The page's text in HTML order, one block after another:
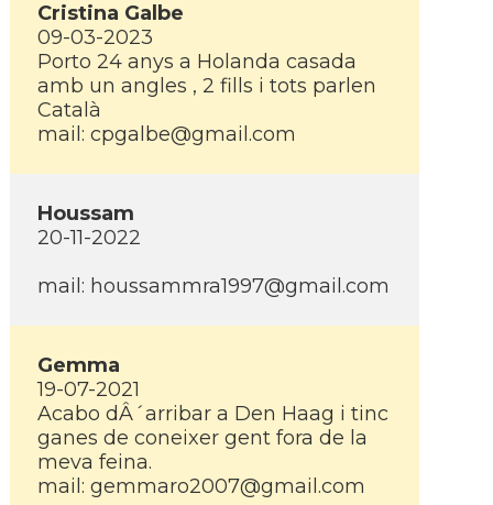
Cristina Galbe
09-03-2023
Porto 24 anys a Holanda casada
amb un angles , 2 fills i tots parlen
Català
mail: cpgalbe@gmail.com
Houssam
20-11-2022
mail: houssammra1997@gmail.com
Gemma
19-07-2021
Acabo dÂ´arribar a Den Haag i tinc
ganes de coneixer gent fora de la
meva feina.
mail: gemmaro2007@gmail.com